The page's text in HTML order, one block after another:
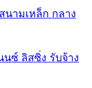
นามเหล็ก กลาง
ซ์ ลิสซิ่ง รับจ้าง